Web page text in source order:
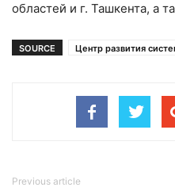
областей и г. Ташкента, а
SOURCE Центр развития
Previous article